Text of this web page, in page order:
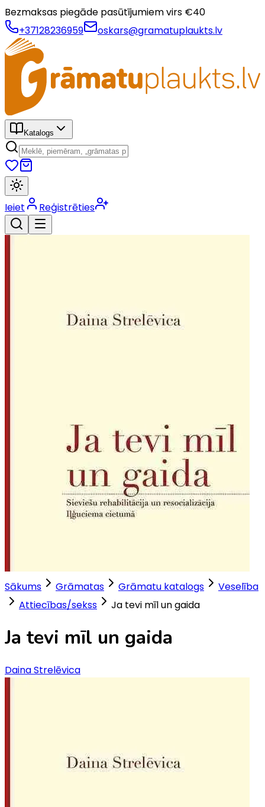
Bezmaksas piegāde pasūtījumiem virs €40
+37128236959
oskars@gramatuplaukts.lv
Katalogs
Ieiet Reģistrēties
Sākums Grāmatas Grāmatu katalogs
Veselība
Attiecības/sekss
Ja tevi mīl un gaida
Ja tevi mīl un gaida
Daina Strelēvica